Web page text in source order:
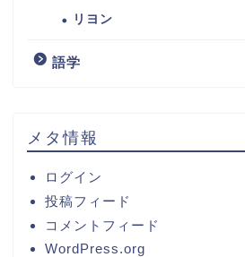
リヨン
語学
メタ情報
ログイン
投稿フィード
コメントフィード
WordPress.org